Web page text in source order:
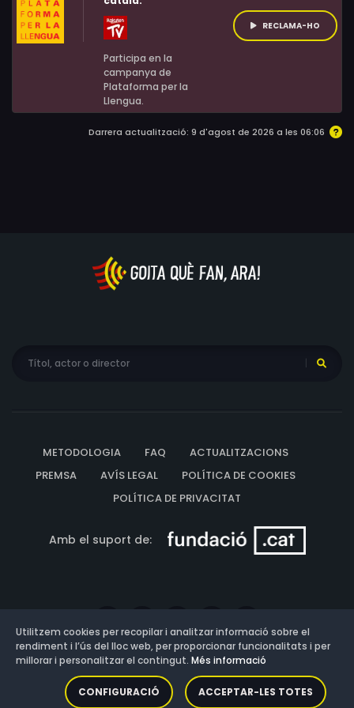
nou amb el seu estimat.
Participa en la
campanya de
Plataforma per la
Llengua.
RECLAMA-HO
Darrera actualització: 9 d'agost de 2026 a les 06:06
METODOLOGIA FAQ
ACTUALITZACIONS
PREMSA
AVÍS LEGAL
POLÍTICA DE COOKIES
POLÍTICA DE PRIVACITAT
Amb el suport de:
Versió: 3.13.0.202607011342
Utilitzem cookies per recopilar i analitzar informació sobre el
rendiment i l’ús del lloc web, per proporcionar funcionalitats i per
millorar i personalitzar el contingut. Més informació
CONFIGURACIÓ ACCEPTAR-LES TOTES